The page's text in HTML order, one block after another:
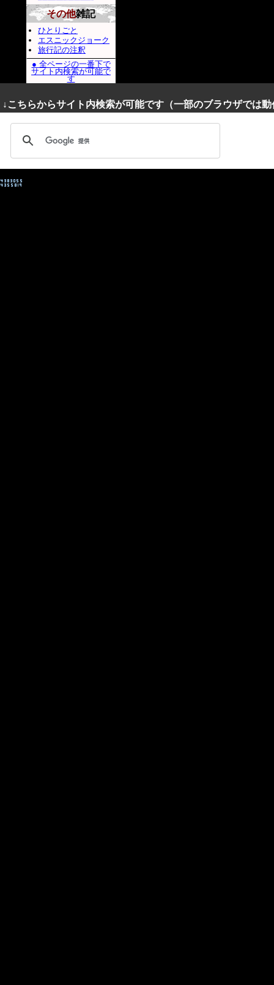
その他雑記
ひとりごと
エスニックジョーク
旅行記の注釈
● 全ページの一番下で
サイト内検索が可能で
す
↓こちらからサイト内検索が可能です（一部のブラウザでは